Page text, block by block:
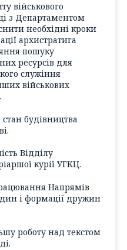
військового
з Департаментом
необхідні кроки
архистратига
пошуку
ресурсів для
служіння
військових
стан будівництва
Відділу
курії УГКЦ.
Напрямів
і формації дружин
роботу над текстом